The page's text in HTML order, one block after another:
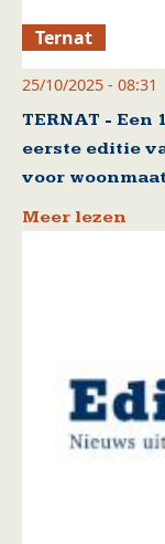
Ternat
25/10/2025 - 08:31
TERNAT -
eerste editie
voor
Meer lezen